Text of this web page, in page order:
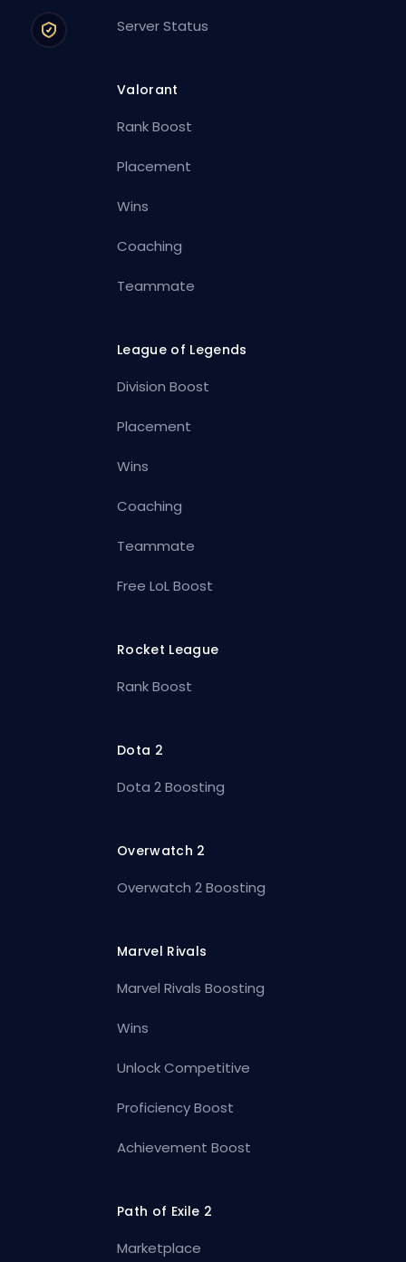
Server Status
Valorant
Rank Boost
Placement
Wins
Coaching
Teammate
League of Legends
Division Boost
Placement
Wins
Coaching
Teammate
Free LoL Boost
Rocket League
Rank Boost
Dota 2
Dota 2 Boosting
Overwatch 2
Overwatch 2 Boosting
Marvel Rivals
Marvel Rivals Boosting
Wins
Unlock Competitive
Proficiency Boost
Achievement Boost
Path of Exile 2
Marketplace